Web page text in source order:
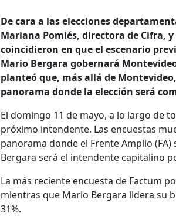
De cara a las elecciones
Mariana Pomiés, directora de Cifra,
coincidieron en que el escenario
Mario Bergara gobernará
planteó que, más allá de
panorama donde la elección será
El domingo 11 de mayo, a lo largo de
próximo intendente. Las encuestas
panorama donde el Frente Amplio
Bergara será el intendente capitalino
La más reciente encuesta de Factum
mientras que Mario Bergara lidera su
31%.